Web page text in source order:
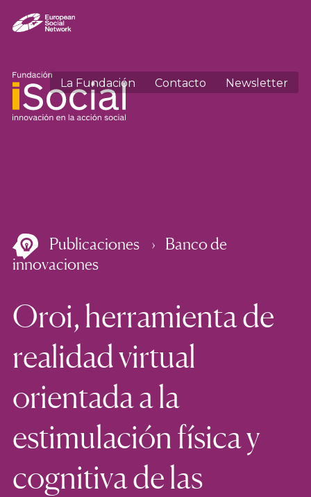
La Fundación Contacto Newsletter
Publicaciones
Banco de
innovaciones
Oroi, herramienta de
realidad virtual
orientada a la
estimulación física y
cognitiva de las